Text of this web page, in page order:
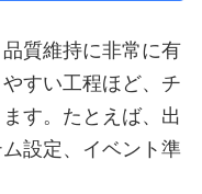
質維持に非常に有
すい工程ほど、チ
す。たとえば、出
設定、イベント準